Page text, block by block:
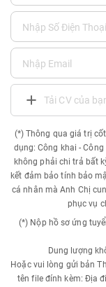
Tải CV của
(*) Thông qua giá trị
dụng: Công khai -
không phải chi trả bất
kết đảm bảo tính bảo
cá nhân mà Anh Chị
phục vụ
(*) Nộp hồ sơ ứng
Dung lượng
Hoặc vui lòng gửi bản
tên file đính kèm: Địa